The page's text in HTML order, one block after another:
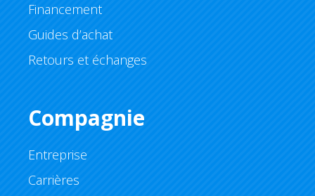
Financement
Guides d’achat
Retours et échanges
Compagnie
Entreprise
Carrières